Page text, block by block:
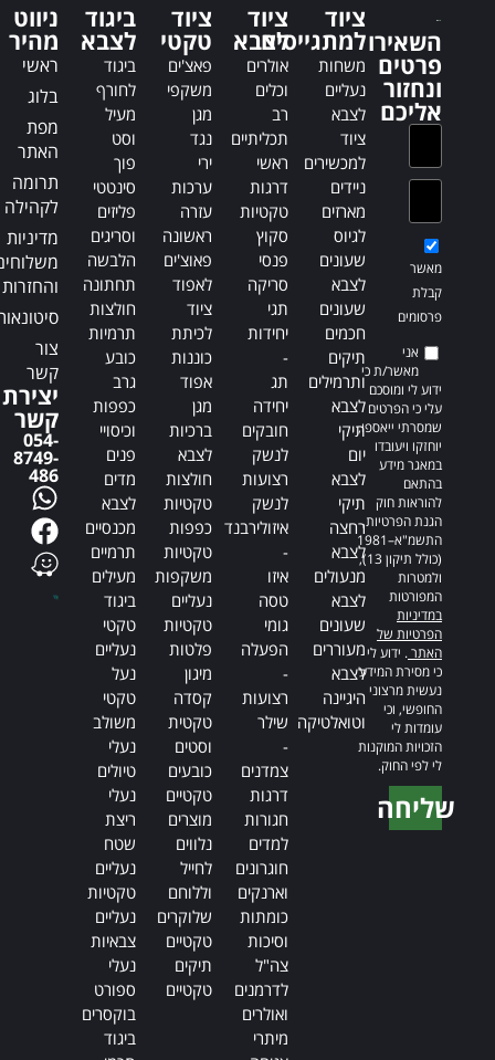
t
i
v
e
t
i
השאירו
פרטים
ונחזור
אליכם
מאשר
קבלת
פרסומים
אני
מאשר/ת כי
ידוע לי ומוסכם
עלי כי הפרטים
שמסרתי ייאספו,
יוחזקו ויעובדו
במאגר מידע
בהתאם
להוראות חוק
הגנת הפרטיות,
התשמ"א–1981
(כולל תיקון 13),
ולמטרות
המפורטות
במדיניות
הפרטיות של
האתר. ידוע לי
כי מסירת המידע
נעשית מרצוני
החופשי, וכי
עומדות לי
הזכויות המוקנות
לי לפי החוק.
שליחה
ציוד
למתגייסים
משחות
נעליים
לצבא
ציוד
למכשירים
ניידים
מארזים
לגיוס
שעונים
לצבא
שעונים
חכמים
תיקים
ותרמילים
לצבא
תיקי
יום
לצבא
תיקי
רחצה
לצבא
מנעולים
לצבא
שעונים
מעוררים
לצבא
היגיינה
וטואלטיקה
ציוד
לצבא
אולרים
וכלים
רב
תכליתיים
ראשי
דרגות
טקטיות
סקוץ
פנסי
סריקה
תגי
יחידות
-
תג
יחידה
חובקים
לנשק
רצועות
לנשק
איזולירבנד
-
איזו
טסה
גומי
הפעלה
-
רצועות
שילר
-
צמדנים
דרגות
חגורות
למדים
חוגרונים
וארנקים
כומתות
וסיכות
צה"ל
לדרמנים
ואולרים
מיתרי
ציוד
טקטי
פאצ'ים
משקפי
מגן
נגד
ירי
ערכות
עזרה
ראשונה
פאוצ'ים
לאפוד
ציוד
לכיתת
כוננות
אפוד
מגן
ברכיות
לצבא
חולצות
טקטיות
כפפות
טקטיות
משקפות
נעליים
טקטיות
פלטות
מיגון
קסדה
טקטית
וסטים
כובעים
טקטיים
מוצרים
נלווים
לחייל
וללוחם
שלוקרים
טקטיים
תיקים
טקטיים
ביגוד
לצבא
ביגוד
לחורף
מעיל
וסט
פוך
סינטטי
פליזים
וסריגים
הלבשה
תחתונה
חולצות
תרמיות
כובע
גרב
כפפות
וכיסויי
פנים
מדים
לצבא
מכנסיים
תרמיים
מעילים
ביגוד
טקטי
נעליים
נעל
טקטי
משולב
נעלי
טיולים
נעלי
ריצת
שטח
נעליים
טקטיות
נעליים
צבאיות
נעלי
ספורט
בוקסרים
ביגוד
ניווט
מהיר
ראשי
בלוג
מפת
האתר
תרומה
לקהילה
מדיניות
והחזרות
צור
קשר
יצירת
קשר
054-
8749-
486